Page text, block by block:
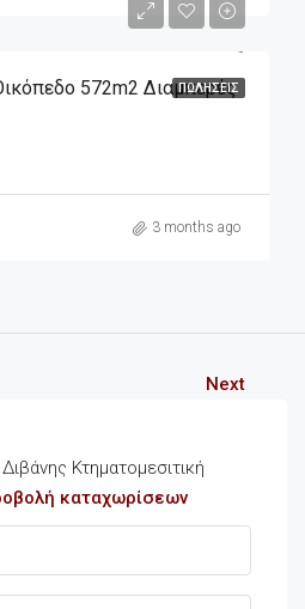
ΠΩΛΉΣΕΙΣ
572m2 Διαμπερές
3 months ago
Next
Διβάνης Κτηματομεσιτική
καταχωρίσεων